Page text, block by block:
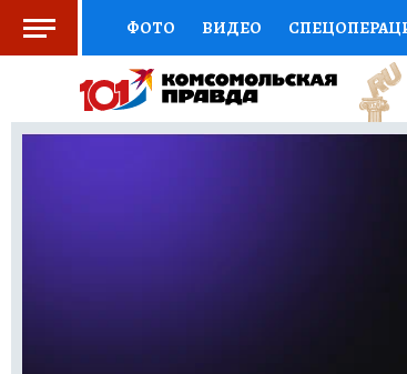
ФОТО ВИДЕО
СОЦПОДДЕРЖКА НАУКА
ВЫБОР ЭКСПЕРТОВ ДОКТОР
ПРОГНОЗЫ